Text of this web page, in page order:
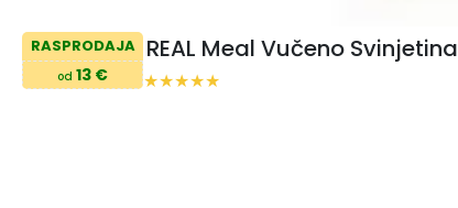
RASPRODAJA
od 13 €
REAL Meal Vučeno Svinjetina